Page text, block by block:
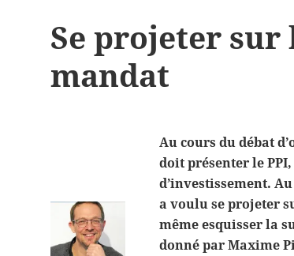
Se projeter sur
mandat
Au cours du débat
doit présenter le
d’investissement.
a voulu se projeter
même esquisser la
donné par Maxime